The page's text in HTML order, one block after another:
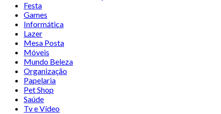
Festa
Games
Informática
Lazer
Mesa Posta
Móveis
Mundo Beleza
Organização
Papelaria
Pet Shop
Saúde
Tv e Vídeo